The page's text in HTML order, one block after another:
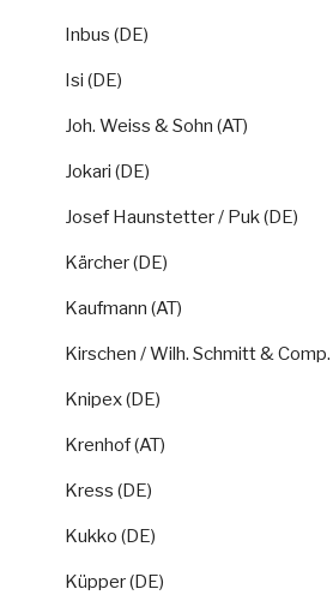
Inbus (DE)
Isi (DE)
Joh. Weiss & Sohn (AT)
Jokari (DE)
Josef Haunstetter / Puk (DE)
Kärcher (DE)
Kaufmann (AT)
Kirschen / Wilh. Schmitt & Comp.
Knipex (DE)
Krenhof (AT)
Kress (DE)
Kukko (DE)
Küpper (DE)